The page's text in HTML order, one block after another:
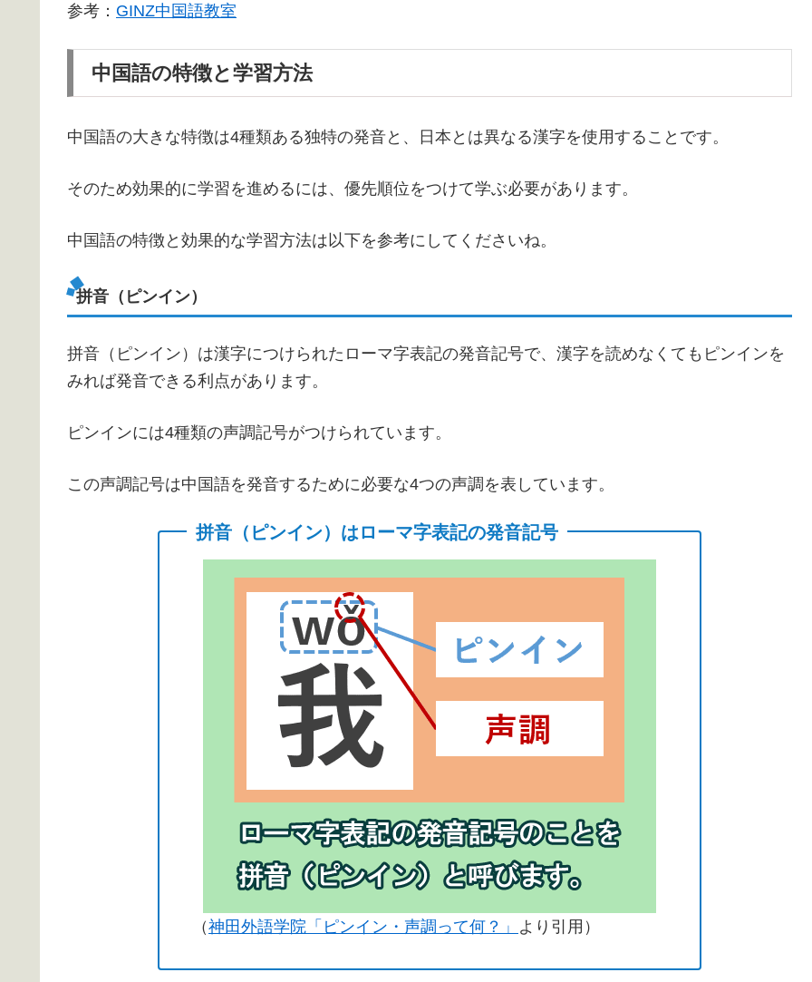
参考： GINZ中国語教室
中国語の特徴と学習方法
中国語の大きな特徴は4種類ある独特の発音と、日本とは異なる漢字を使用することです。
そのため効果的に学習を進めるには、優先順位をつけて学ぶ必要があります。
中国語の特徴と効果的な学習方法は以下を参考にしてくださいね。
拼音（ピンイン）
拼音（ピンイン）は漢字につけられたローマ字表記の発音記号で、漢字を読めなくてもピンインを
みれば発音できる利点があります。
ピンインには4種類の声調記号がつけられています。
この声調記号は中国語を発音するために必要な4つの声調を表しています。
拼音（ピンイン）はローマ字表記の発音記号
（神田外語学院「ピンイン・声調って何？」 より引用）